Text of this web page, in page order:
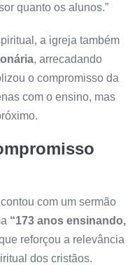
quanto os alunos.”
a igreja também
, arrecadando
o compromisso da
com o ensino, mas
com um sermão
“173 anos ensinando,
reforçou a relevância
dos cristãos.